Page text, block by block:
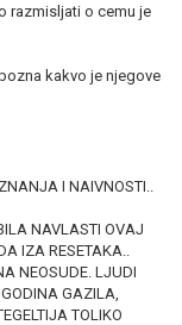
razmisljati o cemu je
kakvo je njegove
I NAIVNOSTI..
NAVLASTI OVAJ
IZA RESETAKA..
NEOSUDE. LJUDI
GAZILA,
TOLIKO